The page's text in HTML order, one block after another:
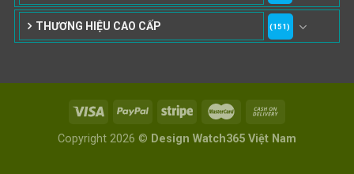
THƯƠNG HIỆU CAO CẤP (151)
Copyright 2026 © Design Watch365 Việt Nam